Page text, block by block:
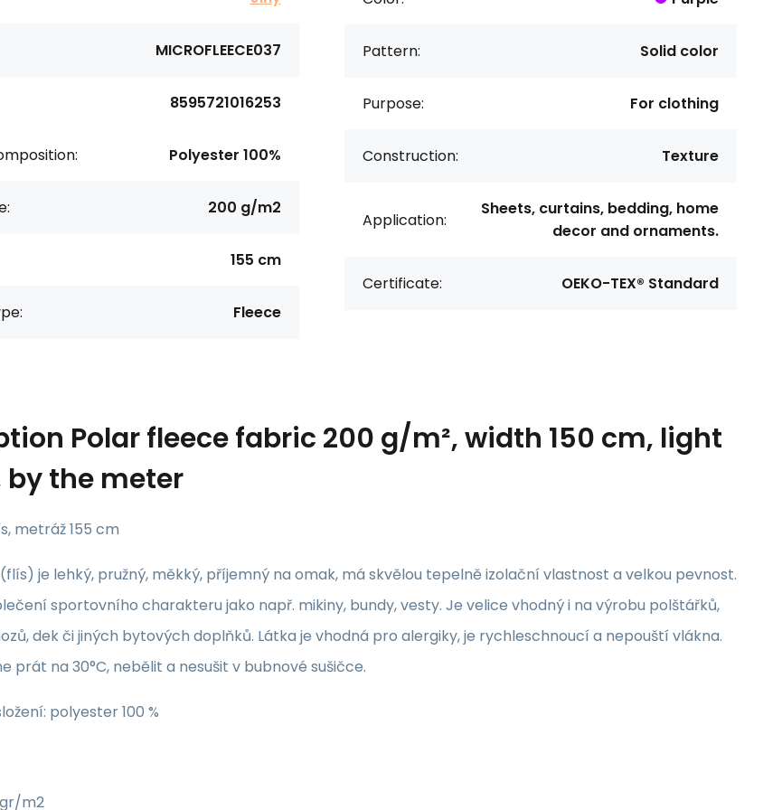
MICROFLEECE037
8595721016253
Polyester 100%
200 g/m2
155 cm
Fleece
Pattern: Solid color
Purpose: For clothing
Construction: Texture
Application:
Sheets, curtains, bedding, home
decor and ornaments.
Certificate: OEKO-TEX® Standard
Polar fleece fabric 200 g/m², width 150 cm, light
by the meter
metráž 155 cm
je lehký, pružný, měkký, příjemný na omak, má skvělou tepelně izolační vlastnost a velkou pevnost.
sportovního charakteru jako např. mikiny, bundy, vesty. Je velice vhodný i na výrobu polštářků,
dek či jiných bytových doplňků. Látka je vhodná pro alergiky, je rychleschnoucí a nepouští vlákna.
prát na 30°C, nebělit a nesušit v bubnové sušičce.
polyester 100 %
m2